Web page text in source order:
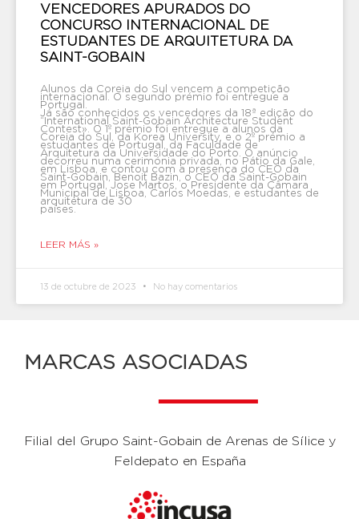
VENCEDORES APURADOS DO
CONCURSO INTERNACIONAL DE
ESTUDANTES DE ARQUITETURA DA
SAINT-GOBAIN
Alunos da Coreia do Sul vencem a competição
internacional. O segundo prémio foi entregue a
Portugal.
Já são conhecidos os vencedores da 18ª edição do
“International Saint-Gobain Architecture Student
Contest». O 1º prémio foi entregue a alunos da
Coreia do Sul, da Korea University, e o 2º prémio a
estudantes de Portugal, da Faculdade de
Arquitetura da Universidade do Porto. O anúncio
decorreu numa cerimónia privada, no Pátio da Gale,
em Lisboa, e contou com a presença do CEO da
Saint-Gobain, Benoit Bazin, o CEO da Saint-Gobain
em Portugal, Jose Martos, o Presidente da Câmara
Municipal de Lisboa, Carlos Moedas, e estudantes de
arquitetura de 30
países.
LEER MÁS »
13 de octubre de 2023 No hay comentarios
MARCAS ASOCIADAS
Filial del Grupo Saint-Gobain de Arenas de Sílice y
Feldepato en España